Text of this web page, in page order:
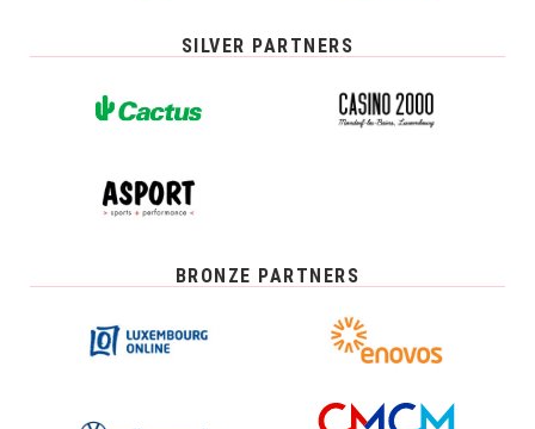
SILVER PARTNERS
BRONZE PARTNERS